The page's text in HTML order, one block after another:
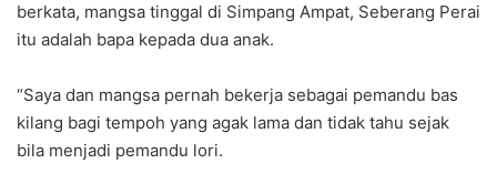
berkata, mangsa tinggal di Simpang Ampat, Seberang Perai
itu adalah bapa kepada dua anak.
“Saya dan mangsa pernah bekerja sebagai pemandu bas
kilang bagi tempoh yang agak lama dan tidak tahu sejak
bila menjadi pemandu lori.